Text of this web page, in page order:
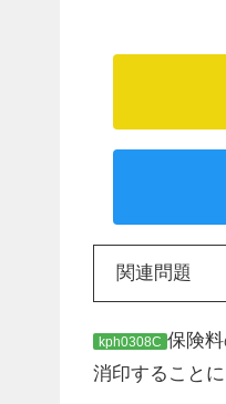
関連問題
kph0308C 保険
消印すること